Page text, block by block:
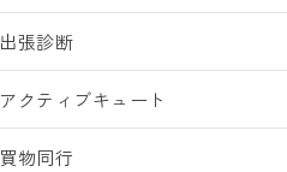
出張診断
アクティブキュート
買物同行